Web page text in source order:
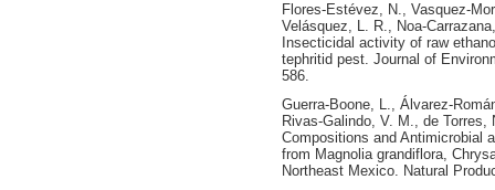
Flores-Estévez, N., Vasquez-
Velásquez, L. R., Noa-
Insecticidal activity of raw
tephritid pest. Journal of
586.
Guerra-Boone, L., Álvarez-
Rivas-Galindo, V. M., de
Compositions and Antimicrobial
from Magnolia grandiflora,
Northeast Mexico. Natural